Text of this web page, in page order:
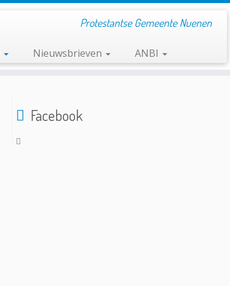
Protestantse Gemeente Nuenen
Nieuwsbrieven ANBI
Facebook